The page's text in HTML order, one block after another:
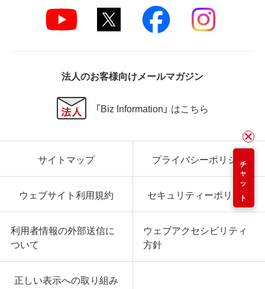
チャット
法人のお客様向けメールマガジン
「Biz Information」 はこちら
サイトマップ プライバシーポリシー
ウェブサイト利用規約 セキュリティーポリシー
利用者情報の外部送信に
ついて
ウェブアクセシビリティ
方針
正しい表示への取り組み